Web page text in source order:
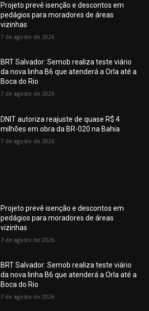
Projeto prevê isenção e descontos em
pedágios para moradores de áreas
vizinhas
7 de agosto de 2026
BRT Salvador: Semob realiza teste viário
da nova linha B6 que atenderá a Orla até a
Boca do Rio
7 de agosto de 2026
DNIT autoriza reajuste de quase R$ 4
milhões em obra da BR-020 na Bahia
7 de agosto de 2026
Projeto prevê isenção e descontos em
pedágios para moradores de áreas
vizinhas
7 de agosto de 2026
BRT Salvador: Semob realiza teste viário
da nova linha B6 que atenderá a Orla até a
Boca do Rio
7 de agosto de 2026